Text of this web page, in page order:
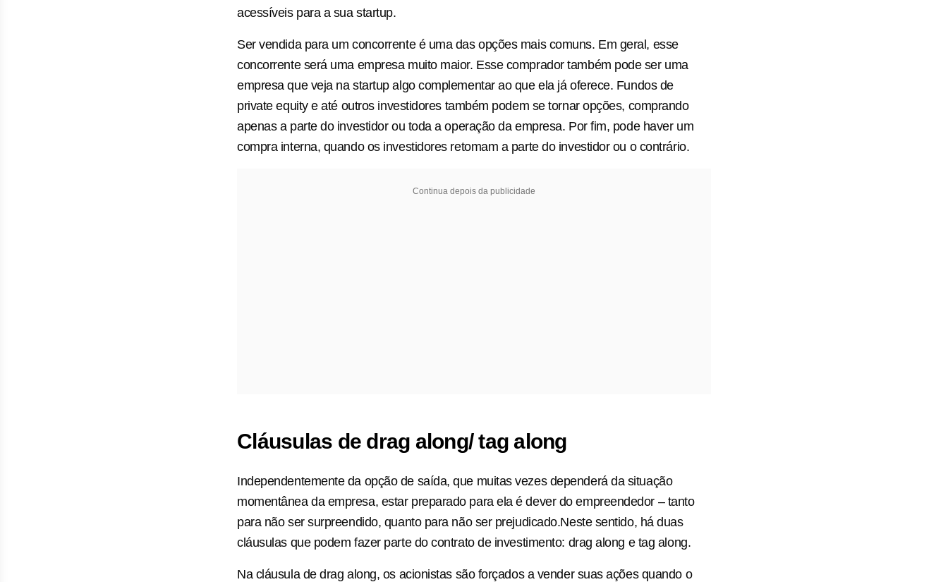
acessíveis para a sua startup.
Ser vendida para um concorrente é uma das opções mais comuns. Em geral, esse
concorrente será uma empresa muito maior. Esse comprador também pode ser uma
empresa que veja na startup algo complementar ao que ela já oferece. Fundos de
private equity e até outros investidores também podem se tornar opções, comprando
apenas a parte do investidor ou toda a operação da empresa. Por fim, pode haver um
compra interna, quando os investidores retomam a parte do investidor ou o contrário.
Continua depois da publicidade
Cláusulas de drag along/ tag along
Independentemente da opção de saída, que muitas vezes dependerá da situação
momentânea da empresa, estar preparado para ela é dever do empreendedor – tanto
para não ser surpreendido, quanto para não ser prejudicado.Neste sentido, há duas
cláusulas que podem fazer parte do contrato de investimento: drag along e tag along.
Na cláusula de drag along, os acionistas são forçados a vender suas ações quando o